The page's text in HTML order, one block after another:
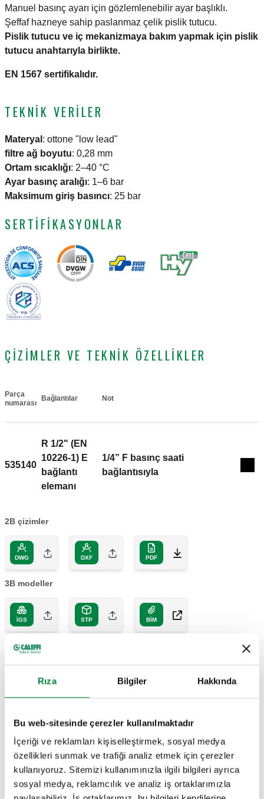
Rıza Bilgiler Hakkında
Bu web-sitesinde çerezler kullanılmaktadır
İçeriği ve reklamları kişiselleştirmek, sosyal medya
özellikleri sunmak ve trafiği analiz etmek için çerezler
kullanıyoruz. Sitemizi kullanımınızla ilgili bilgileri ayrıca
sosyal medya, reklamcılık ve analiz iş ortaklarımızla
Manuel basınç ayarı için gözlemlenebilir ayar başlıklı.
Şeffaf hazneye sahip paslanmaz çelik pislik tutucu.
Pislik tutucu ve iç mekanizmaya bakım yapmak için pislik
tutucu anahtarıyla birlikte.
EN 1567 sertifikalıdır.
TEKNIK VERILER
Materyal : ottone "low lead"
filtre ağ boyutu: 0,28 mm
Ortam sıcaklığı: 2–40 °C
Ayar basınç aralığı: 1–6 bar
Maksimum giriş basıncı: 25 bar
SERTIFIKASYONLAR
ÇIZIMLER VE TEKNIK ÖZELLIKLER
Parça
numarası
Bağlantılar Not
535140
R 1/2" (EN
10226-1) E
bağlantı
elemanı
1/4” F basınç saati
bağlantısıyla
2B çizimler
DWG DXF PDF
3B modeller
IGS STP BIM
Kopyala
değiştirilebilir iç mekanizmalı. Rakorlu erkek bağlantılar.
hazneye sahip paslanmaz çelik pislik tutucu. Pislik tutucu ve
iç mekanizmaya bakım yapmak için pislik tutucu anahtarıyla
birlikte. EN 1567 sertifikalıdır. Bağlantılar: R 1/2" (EN 10226-
1) E, bağlantı elemanı. Maksimum giriş basıncı: 25 bar. Ortam
SCIP code
afdffd605f00
Göster
Kopyala
R 3/4" (EN